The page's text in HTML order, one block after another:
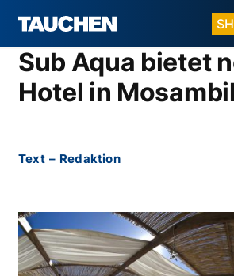
Sub Aqua bietet
Hotel in
Text – Redaktion